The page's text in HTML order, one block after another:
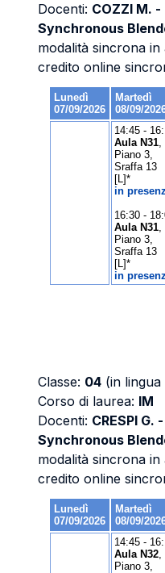
Docenti: COZZI M. -
Synchronous
modalità sincrona
credito online
Classe: 04 (in lingua
Corso di laurea: IM
Docenti: CRESPI G.
Synchronous
modalità sincrona
credito online